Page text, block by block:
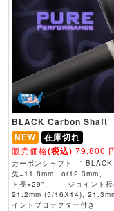
BLACK Carbon Shaft
NEW
在庫切れ
販売価格(税込) 79,800
カーボンシャフト ”
先=11.8mm or12.3mm
ト長=29"、 ジョイント径
21.2mm (5/16X14),
イントプロテクター付き